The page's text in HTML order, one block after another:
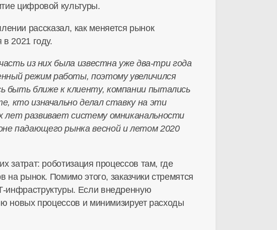
цифровой культуры.
рассказал, как меняется рынок
2021 году.
из них была известна уже два-тригода
режим работы, поэтому увеличился
быть ближе к клиенту, компании пытались
кто изначально делал ставку на эти
развивает систему омниканальности
падающего рынка весной и летом 2020
затрат: роботизация процессов там, где
рынок. Помимо этого, заказчики стремятся
инфраструктуры. Если внедренную
новых процессов и минимизирует расходы